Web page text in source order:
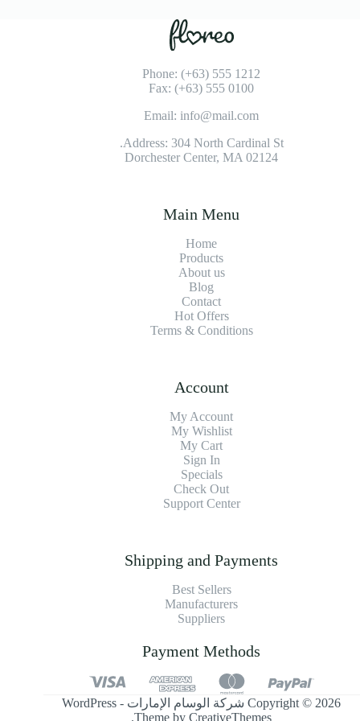
Phone: (+63) 555 1212
Fax: (+63) 555 0100
Email: info@mail.com
Address: 304 North Cardinal St.
Dorchester Center, MA 02124
Main Menu
Home
Products
About us
Blog
Contact
Hot Offers
Terms & Conditions
Account
My Account
My Wishlist
My Cart
Sign In
Specials
Check Out
Support Center
Shipping and Payments
Best Sellers
Manufacturers
Suppliers
Payment Methods
Copyright © 2026 شركة الوسام الإمارات - WordPress
Theme byCreativeThemes
.